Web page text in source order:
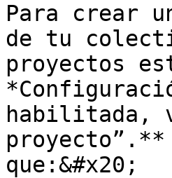
Para crear
de tu
proyectos
habilitada,
que:&#x20;